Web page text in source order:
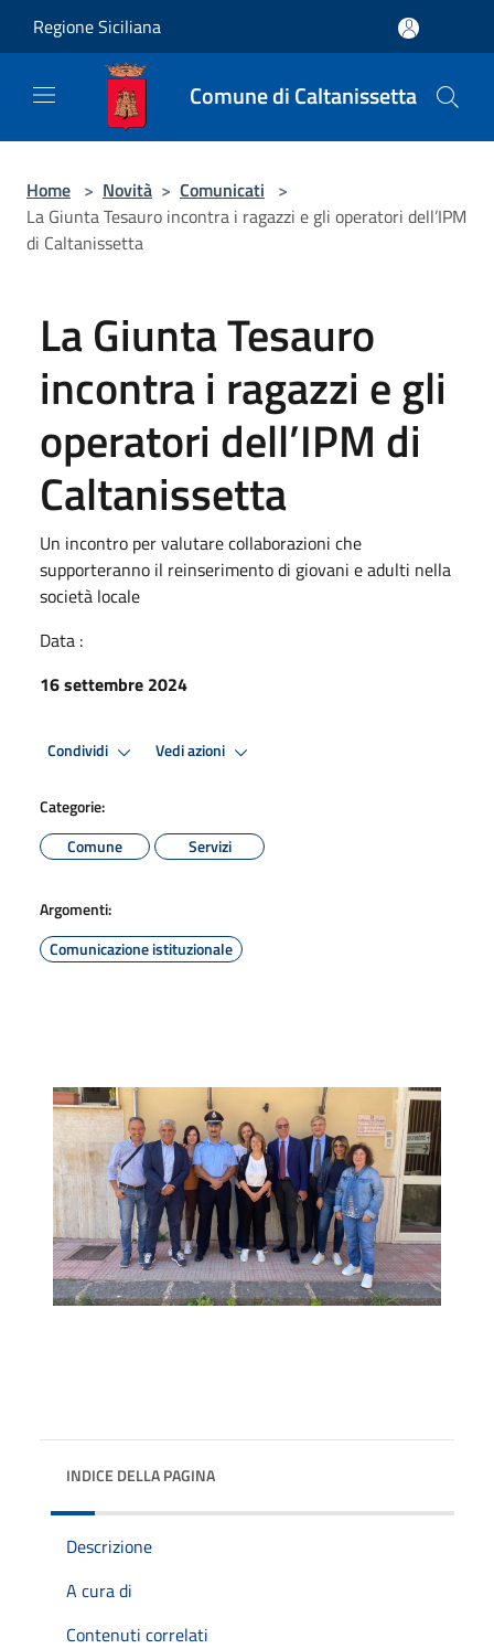
Regione Siciliana
Comune di Caltanissetta
Home > Novità > Comunicati >
La Giunta Tesauro incontra i ragazzi e gli operatori dell’IPM
di Caltanissetta
La Giunta Tesauro
incontra i ragazzi e gli
operatori dell’IPM di
Caltanissetta
Un incontro per valutare collaborazioni che
supporteranno il reinserimento di giovani e adulti nella
società locale
Data :
16 settembre 2024
Condividi Vedi azioni
Categorie:
Comune
Servizi
Argomenti:
Comunicazione istituzionale
INDICE DELLA PAGINA
Descrizione
A cura di
Contenuti correlati